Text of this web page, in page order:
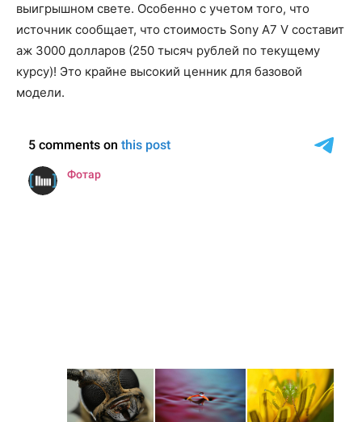
выигрышном свете. Особенно с учетом того, что
источник сообщает, что стоимость Sony A7 V составит
аж 3000 долларов (250 тысяч рублей по текущему
курсу)! Это крайне высокий ценник для базовой
модели.